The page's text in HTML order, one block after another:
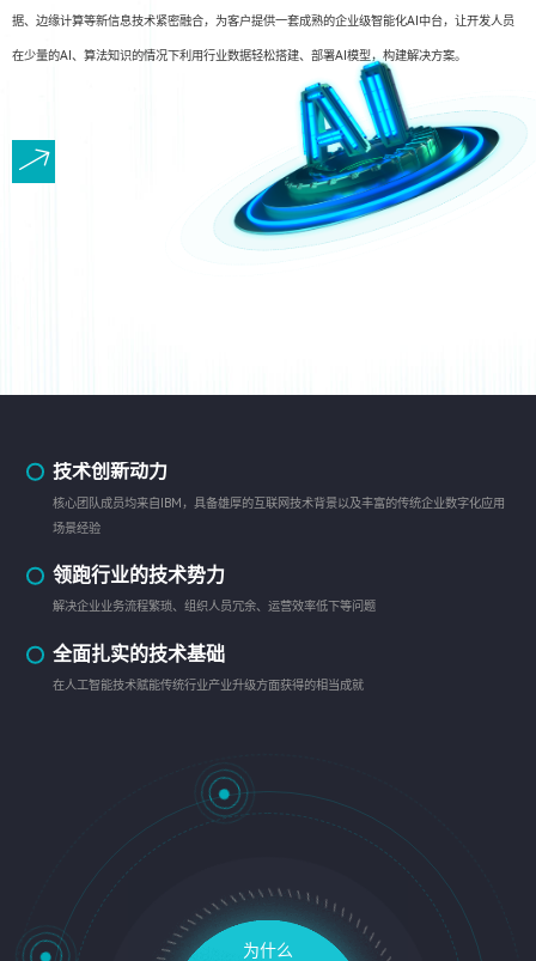
据、边缘计算等新信息技术紧密融合，为客户提供一套成熟的企业级智能化AI中台，让开发人员
在少量的AI、算法知识的情况下利用行业数据轻松搭建、部署AI模型，构建解决方案。
技术创新动力
核心团队成员均来自IBM，具备雄厚的互联网技术背景以及丰富的传统企业数字化应用
场景经验
领跑行业的技术势力
解决企业业务流程繁琐、组织人员冗余、运营效率低下等问题
全面扎实的技术基础
在人工智能技术赋能传统行业产业升级方面获得的相当成就
为什么